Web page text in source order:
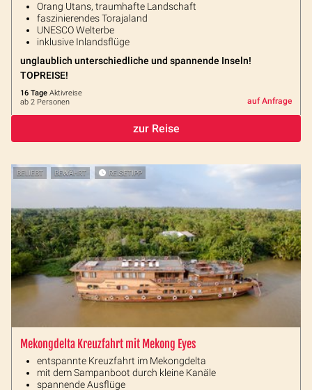
Orang Utans, traumhafte Landschaft
faszinierendes Torajaland
UNESCO Welterbe
inklusive Inlandsflüge
unglaublich unterschiedliche und spannende Inseln!
TOPREISE!
16 Tage Aktivreise
ab 2 Personen
auf Anfrage
zur Reise
BELIEBT BEWÄHRT REISETIPP
Mekongdelta Kreuzfahrt mit Mekong Eyes
entspannte Kreuzfahrt im Mekongdelta
mit dem Sampanboot durch kleine Kanäle
spannende Ausflüge